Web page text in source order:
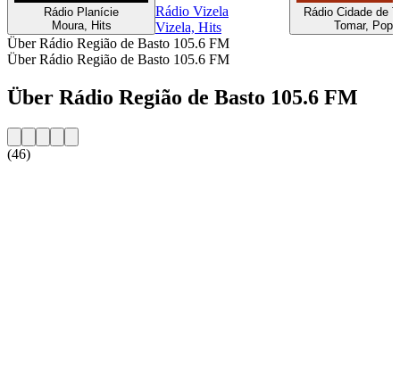
Rádio Planí­cie
Moura, Hits
Rádio Vizela
Vizela, Hits
Rádio Cidade de
Tomar, Pop
Über Rádio Região de Basto 105.6 FM
Über Rádio Região de Basto 105.6 FM
Über Rádio Região de Basto 105.6 FM
(46)